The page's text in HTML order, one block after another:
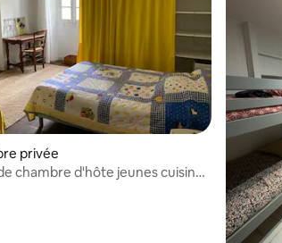
la base de 99 commentaires : 4,89 sur 5
privée
chambre d'hôte jeunes cuisine